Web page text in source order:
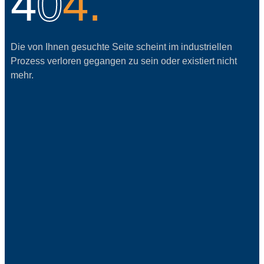
Die von Ihnen gesuchte Seite scheint im industriellen
Prozess verloren gegangen zu sein oder existiert nicht
mehr.